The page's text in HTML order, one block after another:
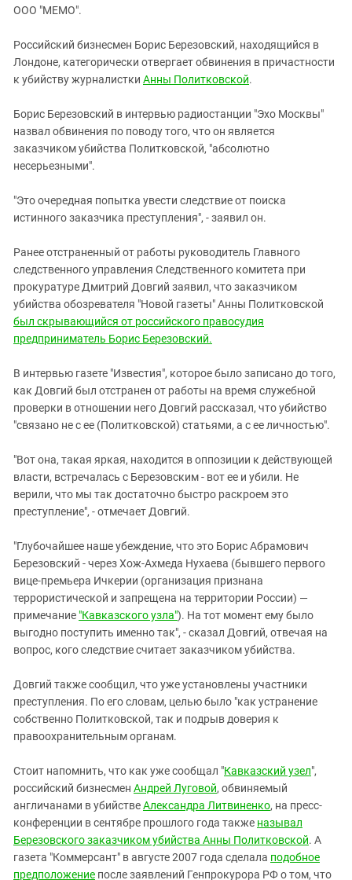
ИНАКОМЫСЛИЕ В ЧЕЧНЕ
ПРЕСЛЕДОВАНИЕ АКТИВИСТОВ
МОБИЛИЗАЦИЯ И ПРОТЕСТЫ
Дагестан
Ингушетия
Кабардино-Балкария
Калмыкия
Карачаево-Черкесия
Краснодарский край
Нагорный Карабах
Ростовская область
СКФО
Ставропольский край
Чечня
Южная Осетия
ЮФО
ООО "МЕМО".
Российский бизнесмен Борис Березовский, находящийся в
Лондоне, категорически отвергает обвинения в причастности
к убийству журналистки Анны Политковской.
Борис Березовский в интервью радиостанции "Эхо Москвы"
назвал обвинения по поводу того, что он является
заказчиком убийства Политковской, "абсолютно
несерьезными".
"Это очередная попытка увести следствие от поиска
истинного заказчика преступления", - заявил он.
Ранее отстраненный от работы руководитель Главного
следственного управления Следственного комитета при
прокуратуре Дмитрий Довгий заявил, что заказчиком
убийства обозревателя "Новой газеты" Анны Политковской
был скрывающийся от российского правосудия
предприниматель Борис Березовский.
В интервью газете "Известия", которое было записано до того,
как Довгий был отстранен от работы на время служебной
проверки в отношении него Довгий рассказал, что убийство
"связано не с ее (Политковской) статьями, а с ее личностью".
"Вот она, такая яркая, находится в оппозиции к действующей
власти, встречалась с Березовским - вот ее и убили. Не
верили, что мы так достаточно быстро раскроем это
преступление", - отмечает Довгий.
"Глубочайшее наше убеждение, что это Борис Абрамович
Березовский - через Хож-Ахмеда Нухаева (бывшего первого
вице-премьера Ичкерии (организация признана
террористической и запрещена на территории России) —
примечание "Кавказского узла"). На тот момент ему было
выгодно поступить именно так", - сказал Довгий, отвечая на
вопрос, кого следствие считает заказчиком убийства.
Довгий также сообщил, что уже установлены участники
преступления. По его словам, целью было "как устранение
собственно Политковской, так и подрыв доверия к
правоохранительным органам.
Стоит напомнить, что как уже сообщал "Кавказский узел",
российский бизнесмен Андрей Луговой, обвиняемый
англичанами в убийствеАлександра Литвиненко, на пресс-
конференции в сентябре прошлого года также называл
Березовского заказчиком убийства Анны Политковской. А
газета "Коммерсант" в августе 2007 года сделала подобное
предположение после заявлений Генпрокурора РФ о том, что